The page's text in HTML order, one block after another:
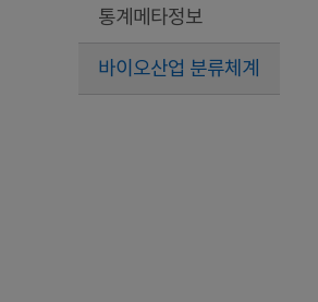
통계메타정보
바이오산업 분류체계